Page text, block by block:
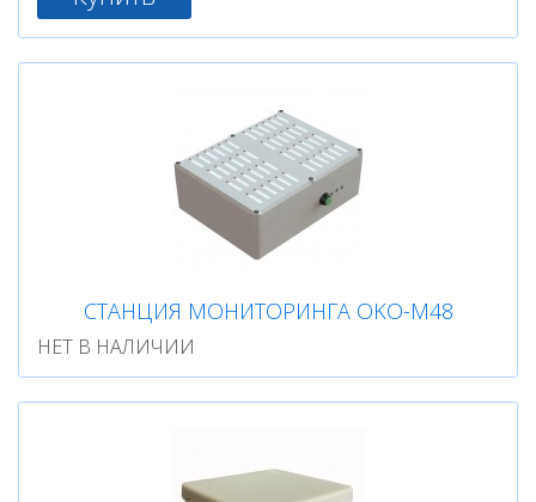
СТАНЦИЯ МОНИТОРИНГА OKO-М48
НЕТ В НАЛИЧИИ